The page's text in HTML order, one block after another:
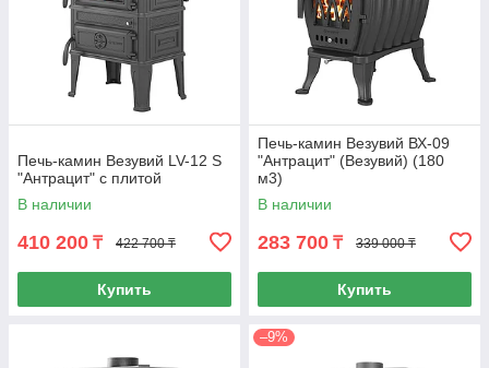
Печь-камин Везувий LV-12 S
"Антрацит" с плитой
В наличии
410 200 ₸ 422 700 ₸
Купить
Печь-камин Везувий ВХ-09
"Антрацит" (Везувий) (180
м3)
В наличии
283 700 ₸ 339 000 ₸
Купить
–9%